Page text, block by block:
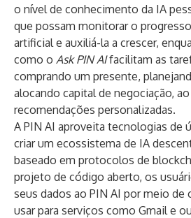
o nível de conhecimento da IA
que possam monitorar o
artificial e auxiliá-la a crescer,
como o Ask PIN AIfacilitam as
comprando um presente,
alocando capital de negociação,
recomendações personalizadas.
A PIN AI aproveita tecnologias de
criar um ecossistema de IA
baseado em protocolos de
projeto de código aberto, os
seus dados ao PIN AI por meio de
usar para serviços como Gmail e